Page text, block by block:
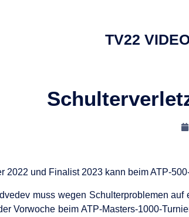
TV22
2022 und Finalist 2023 kann beim ATP-
muss wegen Schulterproblemen
Vorwoche beim ATP-Masters-1000-